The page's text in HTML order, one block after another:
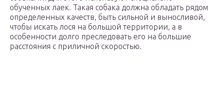
обученных лаек. Такая собака должна обладать рядом
определенных качеств, быть сильной и выносливой,
чтобы искать лося на большой территории, а в
особенности долго преследовать его на большие
расстояния с приличной скоростью.